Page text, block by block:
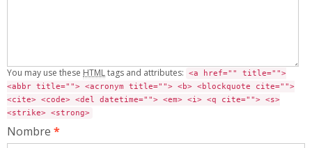
You may use these HTMLtags and attributes:
<a href="" title="">
<abbr title=""> <acronym title=""> <b> <blockquote cite="">
<cite> <code> <del datetime=""> <em> <i> <q cite=""> <s>
<strike> <strong>
Nombre *